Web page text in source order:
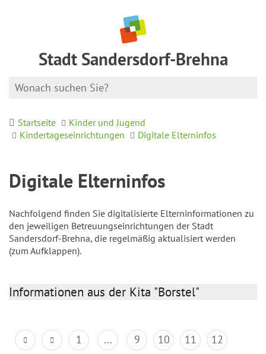
Stadt Sandersdorf-Brehna
Startseite
Kinder und Jugend
Kindertageseinrichtungen
Digitale Elterninfos
Digitale Elterninfos
Nachfolgend finden Sie digitalisierte Elterninformationen zu
den jeweiligen Betreuungseinrichtungen der Stadt
Sandersdorf-Brehna, die regelmäßig aktualisiert werden
(zum Aufklappen).
Informationen aus der Kita "Borstel"
1 ... 9 10 11
12